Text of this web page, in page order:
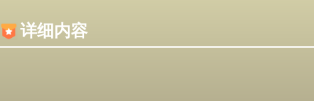
详细内容